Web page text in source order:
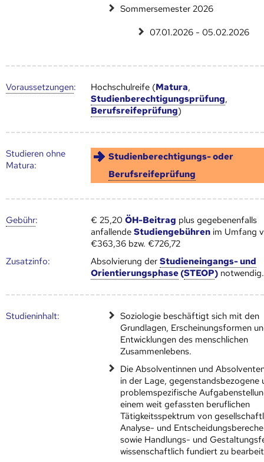
Sommersemester 2026
07.01.2026 - 05.02.2026
Voraus­setzungen: Hochschulreife (Matura,
Studienberechtigungsprüfung,
Berufsreifeprüfung)
Studieren ohne
Matura:
Studienberechtigungs- oder
Berufsreifeprüfung
Gebühr: € 25,20ÖH-Beitrag plus gegebenenfalls
anfallendeStudiengebühren im Umfang
€363,36 bzw. €726,72
Zusatz­info:
Absolvierung derStudieneingangs- und
Orientierungsphase (STEOP) notwendig.
Studien­inhalt:
Soziologie beschäftigt sich mit den
Grundlagen, Erscheinungsformen
Entwicklungen des menschlichen
Zusammenlebens.
Die Absolventinnen und
in der Lage, gegenstandsbezogene
problemspezifische
einem weit gefassten beruflichen
Tätigkeitsspektrum von
Analyse- und
sowie Handlungs- und
wissenschaftlich fundiert zu